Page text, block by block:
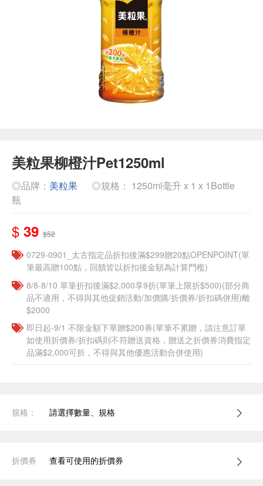
美粒果柳橙汁Pet1250ml
◎品牌： 美粒果
◎規格： 1250ml毫升 x 1 x 1Bottle
瓶
$ 39 $52
0729-0901_太古指定品折扣後滿$299贈20點OPENPOINT(單
筆最高贈100點，回饋皆以折扣後金額為計算門檻)
8/8-8/10 單筆折扣後滿$2,000享9折(單筆上限折$500)(部分商
品不適用，不得與其他促銷活動/加價購/折價券/折扣碼併用)離
$2000
即日起-9/1 不限金額下單贈$200券(單筆不累贈，請注意訂單
如使用折價券/折扣碼則不符贈送資格，贈送之折價券消費指定
品滿$2,000可折，不得與其他優惠活動合併使用)
規格： 請選擇數量、規格
折價券 查看可使用的折價券